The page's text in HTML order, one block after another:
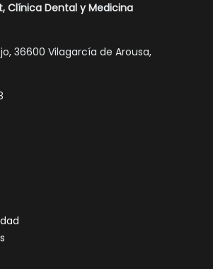
Clínica Dental y Medicina
36600 Vilagarcía de Arousa,